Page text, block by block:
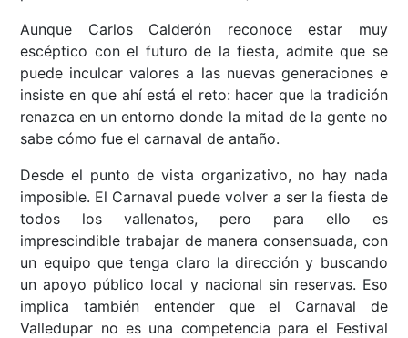
Aunque Carlos Calderón reconoce estar muy
escéptico con el futuro de la fiesta, admite que se
puede inculcar valores a las nuevas generaciones e
insiste en que ahí está el reto: hacer que la tradición
renazca en un entorno donde la mitad de la gente no
sabe cómo fue el carnaval de antaño.
Desde el punto de vista organizativo, no hay nada
imposible. El Carnaval puede volver a ser la fiesta de
todos los vallenatos, pero para ello es
imprescindible trabajar de manera consensuada, con
un equipo que tenga claro la dirección y buscando
un apoyo público local y nacional sin reservas. Eso
implica también entender que el Carnaval de
Valledupar no es una competencia para el Festival